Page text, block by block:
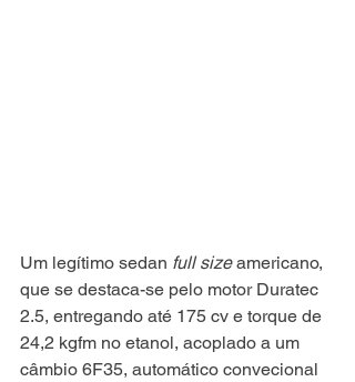
Um legítimo sedan full size americano,
que se destaca-se pelo motor Duratec
2.5, entregando até 175 cv e torque de
24,2 kgfm no etanol, acoplado a um
câmbio 6F35, automático convecional